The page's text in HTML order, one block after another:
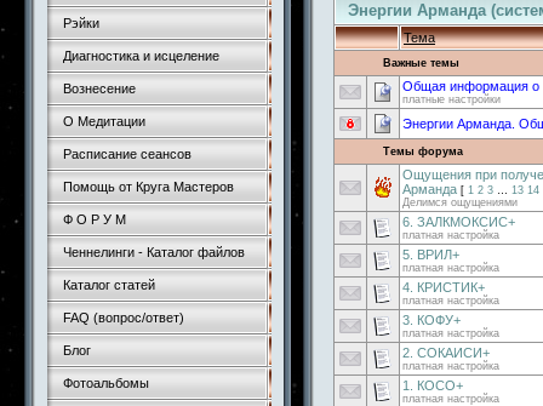
Рэйки
Диагностика и исцеление
Вознесение
О Медитации
Расписание сеансов
Помощь от Круга Мастеров
Ф О Р У М
Ченнелинги - Каталог файлов
Каталог статей
FAQ (вопрос/ответ)
Блог
Фотоальбомы
Энергии Арманда
Тема
Важные темы
Общая информация о
платные настройки
Энергии Арманда.
Темы форума
Ощущения при
Арманда [ 1 2 3 … 13 14
Делимся ощущениями
6. ЗАЛКМОКСИС+
платная настройка
5. ВРИЛ+
платная настройка
4. КРИСТИК+
платная настройка
3. КОФУ+
платная настройка
2. СОКАИСИ+
платная настройка
1. КОСО+
платная настройка